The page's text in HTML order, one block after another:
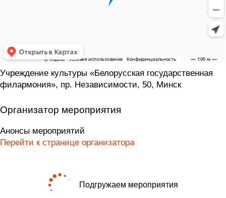
Учреждение культуры «Белорусская государственная
филармония», пр. Независимости, 50, Минск
Организатор мероприятия
Анонсы мероприятий
Перейти к странице организатора
Подгружаем мероприятия